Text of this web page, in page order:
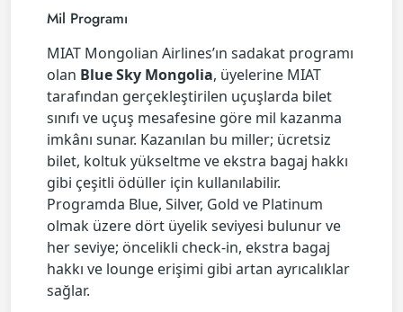
Mil Programı
MIAT Mongolian Airlines’ın sadakat programı
olan Blue Sky Mongolia, üyelerine MIAT
tarafından gerçekleştirilen uçuşlarda bilet
sınıfı ve uçuş mesafesine göre mil kazanma
imkânı sunar. Kazanılan bu miller; ücretsiz
bilet, koltuk yükseltme ve ekstra bagaj hakkı
gibi çeşitli ödüller için kullanılabilir.
Programda Blue, Silver, Gold ve Platinum
olmak üzere dört üyelik seviyesi bulunur ve
her seviye; öncelikli check-in, ekstra bagaj
hakkı ve lounge erişimi gibi artan ayrıcalıklar
sağlar.